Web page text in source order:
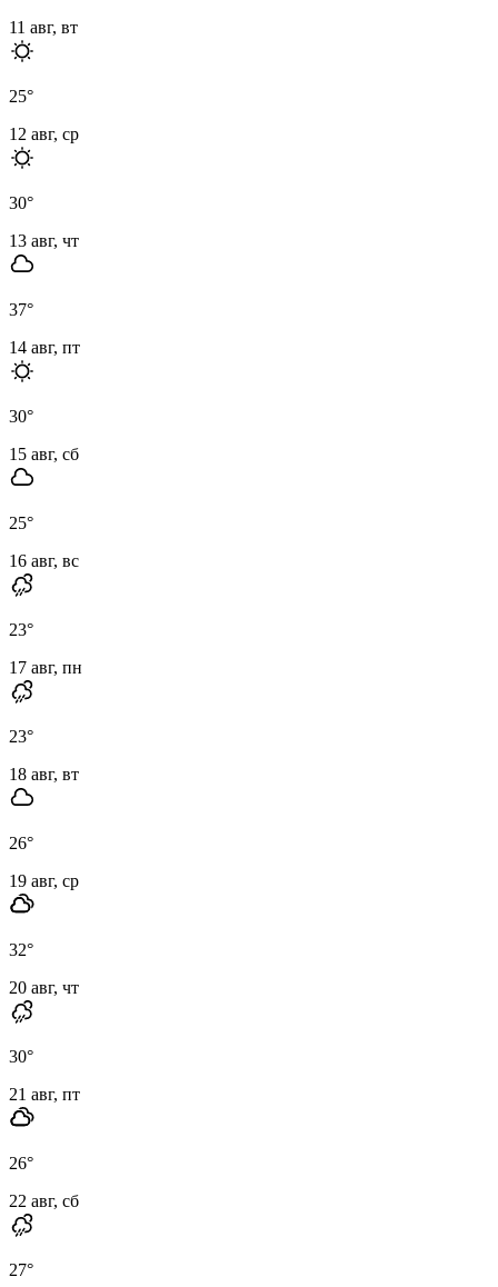
11 авг, вт
25°
12 авг, ср
30°
13 авг, чт
37°
14 авг, пт
30°
15 авг, сб
25°
16 авг, вс
23°
17 авг, пн
23°
18 авг, вт
26°
19 авг, ср
32°
20 авг, чт
30°
21 авг, пт
26°
22 авг, сб
27°